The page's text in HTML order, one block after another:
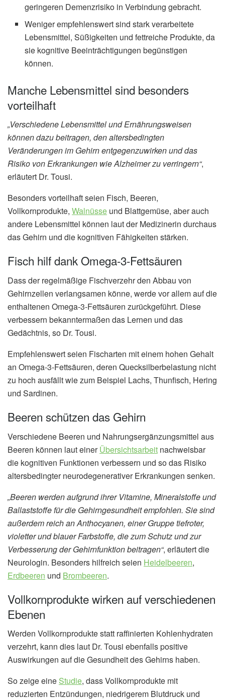
geringeren Demenzrisiko in Verbindung gebracht.
Weniger empfehlenswert sind stark verarbeitete
Lebensmittel, Süßigkeiten und fettreiche Produkte, da
sie kognitive Beeinträchtigungen begünstigen
können.
Manche Lebensmittel sind besonders
vorteilhaft
„Verschiedene Lebensmittel und Ernährungsweisen
können dazu beitragen, den altersbedingten
Veränderungen im Gehirn entgegenzuwirken und das
Risiko von Erkrankungen wie Alzheimer zu verringern“,
erläutert Dr. Tousi.
Besonders vorteilhaft seien Fisch, Beeren,
Vollkornprodukte, Walnüsse und Blattgemüse, aber auch
andere Lebensmittel können laut der Medizinerin durchaus
das Gehirn und die kognitiven Fähigkeiten stärken.
Fisch hilf dank Omega-3-Fettsäuren
Dass der regelmäßige Fischverzehr den Abbau von
Gehirnzellen verlangsamen könne, werde vor allem auf die
enthaltenen Omega-3-Fettsäuren zurückgeführt. Diese
verbessern bekanntermaßen das Lernen und das
Gedächtnis, so Dr. Tousi.
Empfehlenswert seien Fischarten mit einem hohen Gehalt
an Omega-3-Fettsäuren, deren Quecksilberbelastung nicht
zu hoch ausfällt wie zum Beispiel Lachs, Thunfisch, Hering
und Sardinen.
Beeren schützen das Gehirn
Verschiedene Beeren und Nahrungsergänzungsmittel aus
Beeren können laut einerÜbersichtsarbeit nachweisbar
die kognitiven Funktionen verbessern und so das Risiko
altersbedingter neurodegenerativer Erkrankungen senken.
„Beeren werden aufgrund ihrer Vitamine, Mineralstoffe und
Ballaststoffe für die Gehirngesundheit empfohlen. Sie sind
außerdem reich an Anthocyanen, einer Gruppe tiefroter,
violetter und blauer Farbstoffe, die zum Schutz und zur
Verbesserung der Gehirnfunktion beitragen“, erläutert die
Neurologin. Besonders hilfreich seien Heidelbeeren,
Erdbeeren und Brombeeren.
Vollkornprodukte wirken auf verschiedenen
Ebenen
Werden Vollkornprodukte statt raffinierten Kohlenhydraten
verzehrt, kann dies laut Dr. Tousi ebenfalls positive
Auswirkungen auf die Gesundheit des Gehirns haben.
So zeige eine Studie, dass Vollkornprodukte mit
reduzierten Entzündungen, niedrigerem Blutdruck und